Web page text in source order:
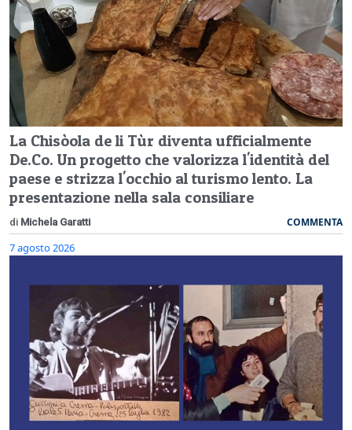
La Chisòola de li Tùr diventa ufficialmente
De.Co. Un progetto che valorizza l'identità del
paese e strizza l'occhio al turismo lento. La
presentazione nella sala consiliare
di Michela Garatti COMMENTA
7 agosto 2026